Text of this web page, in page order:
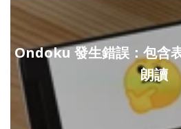
Ondoku 發生錯誤：包含
朗讀